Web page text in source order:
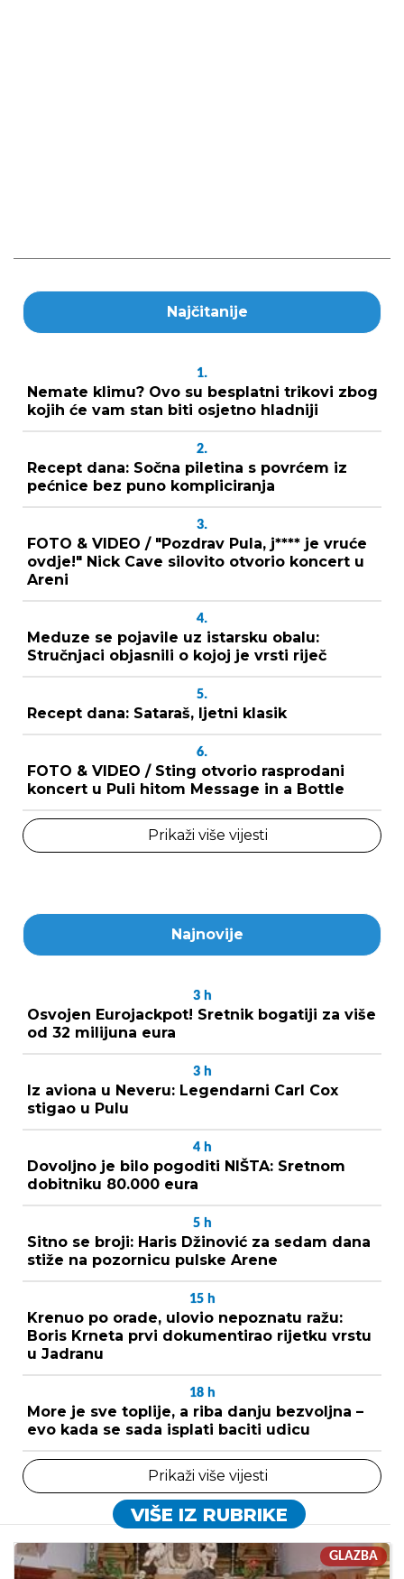
Najčitanije
1.
Nemate klimu? Ovo su besplatni trikovi zbog
kojih će vam stan biti osjetno hladniji
2.
Recept dana: Sočna piletina s povrćem iz
pećnice bez puno kompliciranja
3.
FOTO & VIDEO / "Pozdrav Pula, j**** je vruće
ovdje!" Nick Cave silovito otvorio koncert u
Areni
4.
Meduze se pojavile uz istarsku obalu:
Stručnjaci objasnili o kojoj je vrsti riječ
5.
Recept dana: Sataraš, ljetni klasik
6.
FOTO & VIDEO / Sting otvorio rasprodani
koncert u Puli hitom Message in a Bottle
Prikaži više vijesti
Najnovije
3 h
Osvojen Eurojackpot! Sretnik bogatiji za više
od 32 milijuna eura
3 h
Iz aviona u Neveru: Legendarni Carl Cox
stigao u Pulu
4 h
Dovoljno je bilo pogoditi NIŠTA: Sretnom
dobitniku 80.000 eura
5 h
Sitno se broji: Haris Džinović za sedam dana
stiže na pozornicu pulske Arene
15 h
Krenuo po orade, ulovio nepoznatu ražu:
Boris Krneta prvi dokumentirao rijetku vrstu
u Jadranu
18 h
More je sve toplije, a riba danju bezvoljna –
evo kada se sada isplati baciti udicu
Prikaži više vijesti
VIŠE IZ RUBRIKE
GLAZBA